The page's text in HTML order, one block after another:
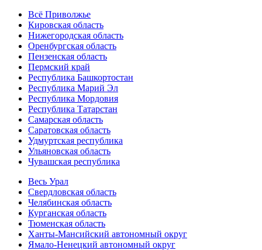
Всё Приволжье
Кировская область
Нижегородская область
Оренбургская область
Пензенская область
Пермский край
Республика Башкортостан
Республика Марий Эл
Республика Мордовия
Республика Татарстан
Самарская область
Саратовская область
Удмуртская республика
Ульяновская область
Чувашская республика
Весь Урал
Свердловская область
Челябинская область
Курганская область
Тюменская область
Ханты-Мансийский автономный округ
Ямало-Ненецкий автономный округ